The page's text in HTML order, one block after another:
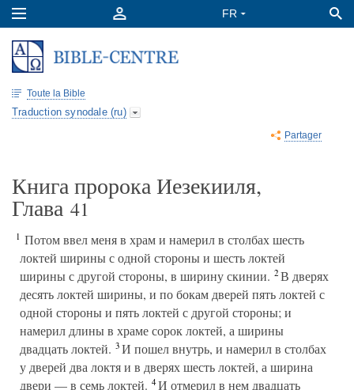
Toute la Bible
Traduction synodale (ru)
Partager
Книга пророка Иезекииля,
Глава 41
1 Потом ввел меня в храм и намерил в столбах шесть
локтей ширины с одной стороны и шесть локтей
ширины с другой стороны, в ширину скинии. 2В дверях
десять локтей ширины, и по бокам дверей пять локтей с
одной стороны и пять локтей с другой стороны; и
намерил длины в храме сорок локтей, а ширины
двадцать локтей. 3И пошел внутрь, и намерил в столбах
у дверей два локтя и в дверях шесть локтей, а ширина
двери — в семь локтей. 4И отмерил в нем двадцать